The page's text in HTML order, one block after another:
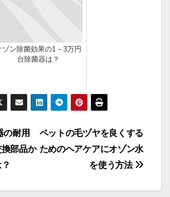
ゾン除菌効果の1－3万円
台除菌器は？
ペットの毛ヅヤを良くする
ためのヘアケアにオゾン水
を使う方法
の耐用
部品か